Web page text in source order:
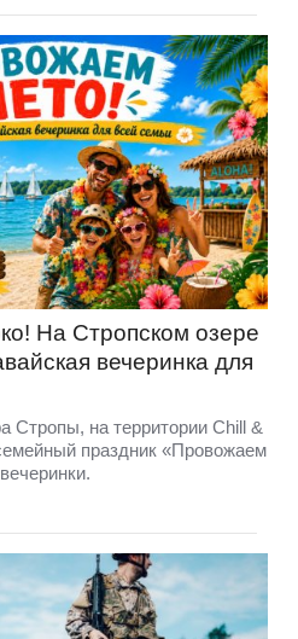
На Стропском озере
вечеринка для
Стропы, на территории Chill &
праздник «Провожаем